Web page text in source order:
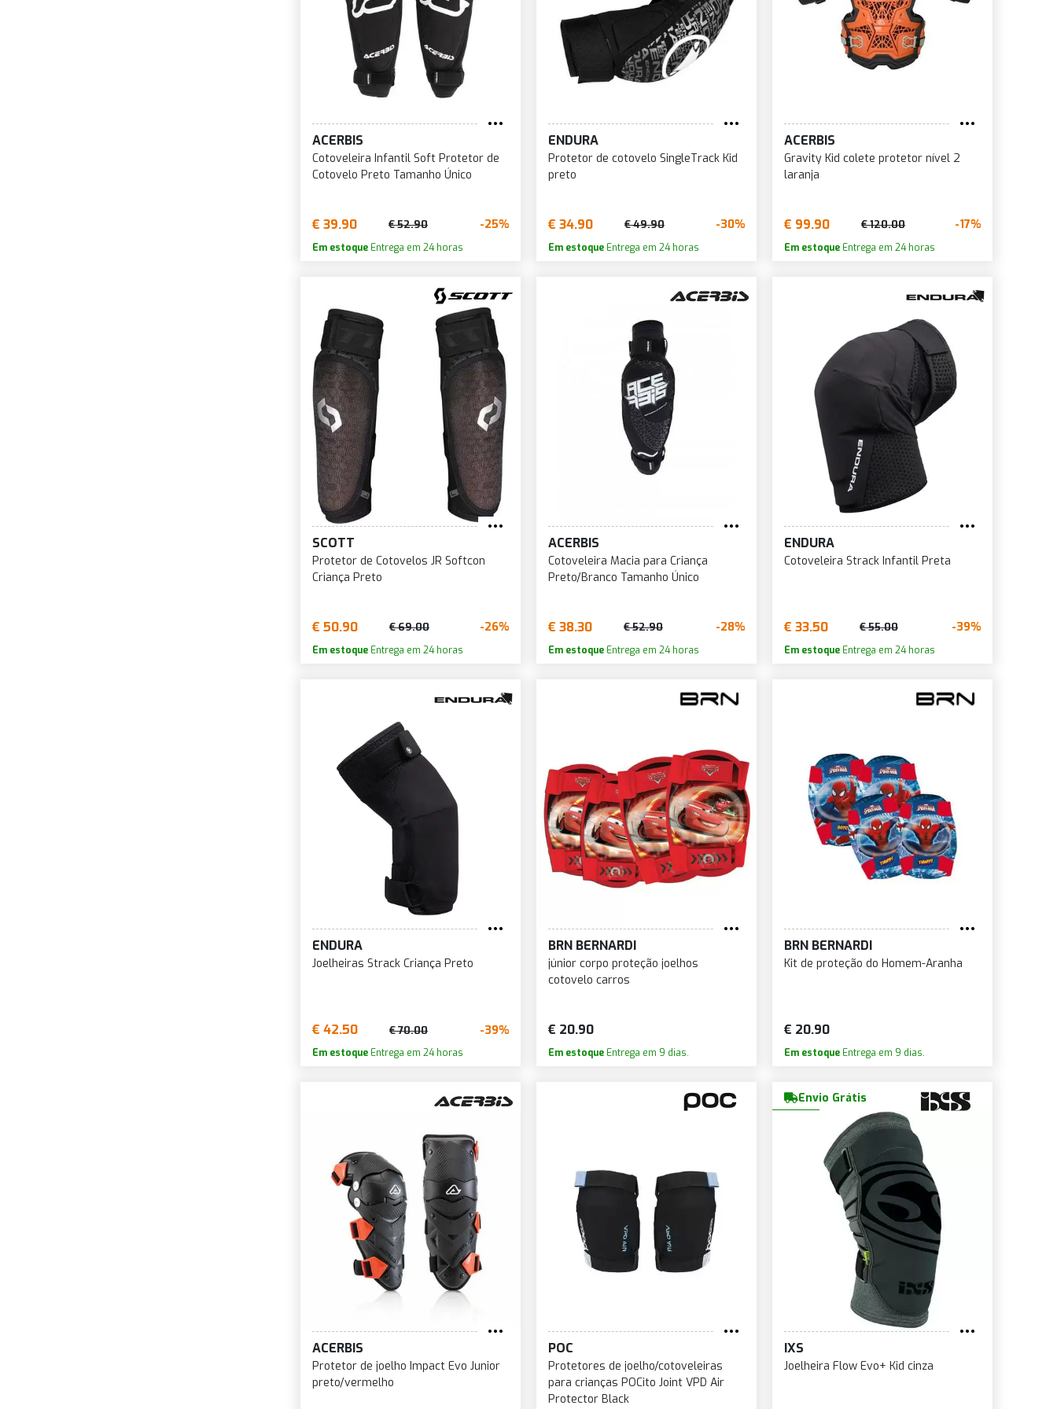
ACERBIS
Cotoveleira Infantil Soft Protetor de
Cotovelo Preto Tamanho Único
€ 39.90 € 52.90 -25%
Em estoque Entrega em 24 horas
ENDURA
Protetor de cotovelo SingleTrack Kid
preto
€ 34.90 € 49.90 -30%
Em estoqueEntrega em 24 horas
ACERBIS
Gravity Kid colete protetor nível 2
laranja
€ 99.90 € 120.00 -17%
Em estoqueEntrega em 24 horas
SCOTT
Protetor de Cotovelos JR Softcon
Criança Preto
€ 50.90 € 69.00 -26%
Em estoque Entrega em 24 horas
ACERBIS
Cotoveleira Macia para Criança
Preto/Branco Tamanho Único
€ 38.30 € 52.90 -28%
Em estoqueEntrega em 24 horas
ENDURA
Cotoveleira Strack Infantil Preta
€ 33.50 € 55.00 -39%
Em estoqueEntrega em 24 horas
ENDURA
Joelheiras Strack Criança Preto
€ 42.50 € 70.00 -39%
Em estoque Entrega em 24 horas
BRN BERNARDI
júnior corpo proteção joelhos
cotovelo carros
€ 20.90
Em estoqueEntrega em 9 dias.
BRN BERNARDI
Kit de proteção do Homem-Aranha
€ 20.90
Em estoqueEntrega em 9 dias.
ACERBIS
Protetor de joelho Impact Evo Junior
preto/vermelho
POC
Protetores de joelho/cotoveleiras
para crianças POCito Joint VPD Air
Protector Black
Envio Grátis
IXS
Joelheira Flow Evo+ Kid cinza